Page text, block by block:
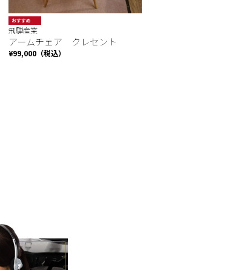
おすすめ
飛騨産業
アームチェア クレセント
¥99,000（税込）